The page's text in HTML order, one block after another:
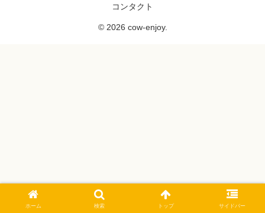
コンタクト
© 2026 cow-enjoy.
ホーム 検索 トップ サイドバー